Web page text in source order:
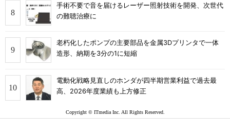
手術不要で音を届けるレーザー照射技術を開発、次世代
の難聴治療に
老朽化したポンプの主要部品を金属3Dプリンタで一体
造形、納期を3分の1に短縮
電動化戦略見直しのホンダが四半期営業利益で過去最
高、2026年度業績も上方修正
Copyright © ITmedia Inc. All Rights Reserved.